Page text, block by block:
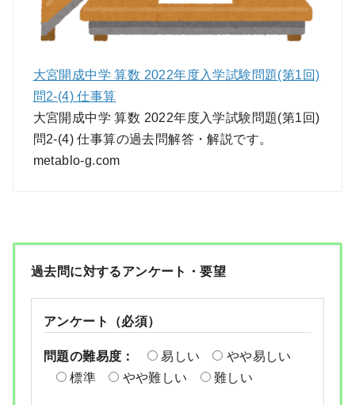
大宮開成中学 算数 2022年度入学試験問題(第1回)
問2-(4) 仕事算
大宮開成中学 算数 2022年度入学試験問題(第1回)
問2-(4) 仕事算の過去問解答・解説です。
metablo-g.com
過去問に対するアンケート・要望
アンケート（必須）
問題の難易度： 易しい
やや易しい
標準
やや難しい 難しい